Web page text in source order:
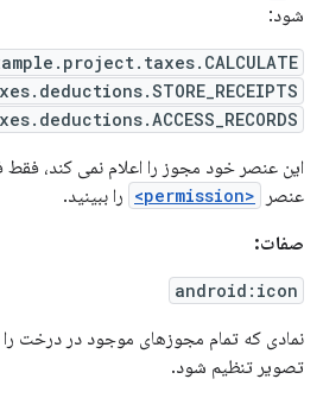
شود:
این عنصر خود مجوز را اعلام نمی کند، فقط
عنصر
<permission>
را ببینید.
صفات:
android:icon
نمادی که تمام مجوزهای موجود در درخت
تصویر تنظیم شود.